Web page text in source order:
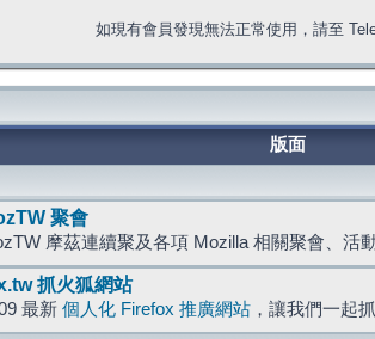
如現有會員發現無法正常使用，請至
版面
聚會
摩茲連續聚及各項 Mozilla 相關聚會、活
抓火狐網站
最新 個人化 Firefox 推廣網站 ，讓我們一起